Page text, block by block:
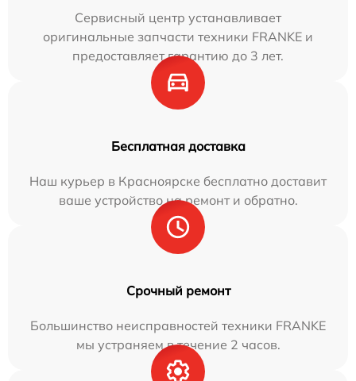
Сервисный центр устанавливает
оригинальные запчасти техники FRANKE и
предоставляет гарантию до 3 лет.
Бесплатная доставка
Наш курьер в Красноярске бесплатно доставит
ваше устройство на ремонт и обратно.
Срочный ремонт
Большинство неисправностей техники FRANKE
мы устраняем в течение 2 часов.